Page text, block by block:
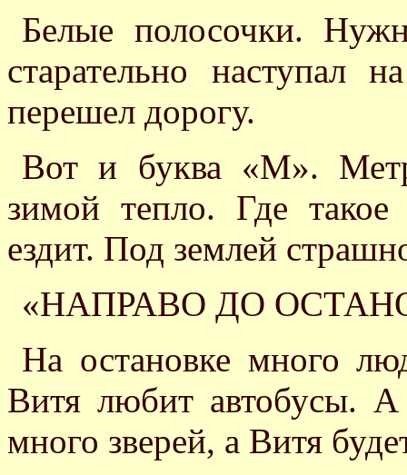
Белые полосочки.
старательно наступал
перешел дорогу.
Вот и буква «М».
зимой тепло. Где
ездит. Под землей
«НАПРАВО ДО
На остановке много
Витя любит автобусы.
много зверей, а Витя